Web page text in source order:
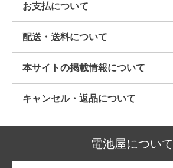
お支払について
配送・送料について
本サイトの掲載情報について​
キャンセル・返品について​
電池屋について